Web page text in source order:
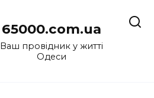
65000.com.ua
Ваш провідник у житті
Одеси